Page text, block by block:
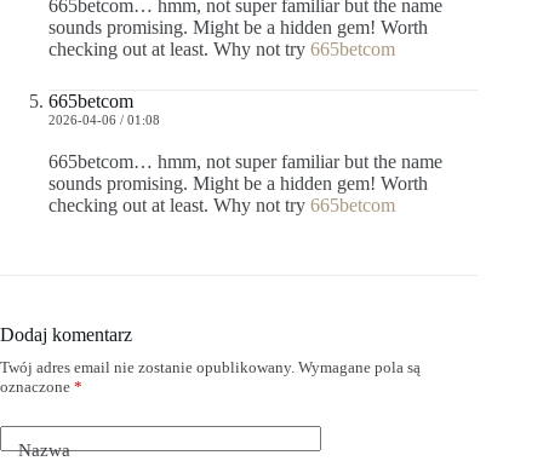
665betcom… hmm, not super familiar but the name
sounds promising. Might be a hidden gem! Worth
checking out at least. Why not try 665betcom
665betcom
2026-04-06 / 01:08
665betcom… hmm, not super familiar but the name
sounds promising. Might be a hidden gem! Worth
checking out at least. Why not try 665betcom
Dodaj komentarz
Twój adres email nie zostanie opublikowany. Wymagane pola są
oznaczone *
Nazwa